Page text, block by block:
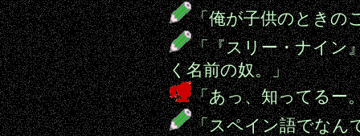
「俺が子供のときの
「『スリー・ナイン
く名前の奴。」
「あっ、知ってるー
「スペイン語でな